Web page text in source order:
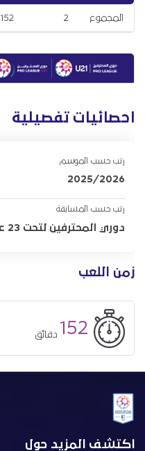
زمن اللعب
152 دقائق
المجموع 2
152
احصائيات تفصيلية
رتب حسب الموسم
2025/2026
رتب حسب المسابقة
دوري المحترفين لتحت 23 عام
اكتشف المزيد حول